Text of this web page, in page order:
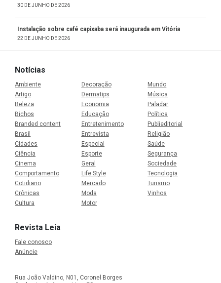
30 DE JUNHO DE 2026
Instalação sobre café capixaba será inaugurada em Vitória
22 DE JUNHO DE 2026
Notícias
Ambiente
Artigo
Beleza
Bichos
Branded content
Brasil
Cidades
Ciência
Cinema
Comportamento
Cotidiano
Crônicas
Cultura
Decoração
Dermatips
Economia
Educação
Entretenimento
Entrevista
Especial
Esporte
Geral
Life Style
Mercado
Moda
Motor
Mundo
Música
Paladar
Política
Publieditorial
Religião
Saúde
Segurança
Sociedade
Tecnologia
Turismo
Vinhos
Revista Leia
Fale conosco
Anúncie
Rua João Valdino, N01, Coronel Borges